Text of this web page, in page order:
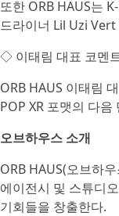
또한 ORB HAUS는
드라이너 Lil Uzi
◇ 이태림 대표 코멘
ORB HAUS 이태림
POP XR 포맷의 다
오브하우스 소개
ORB HAUS(오브하
에이전시 및 스튜디
기회들을 창출한다.